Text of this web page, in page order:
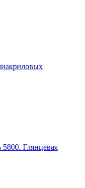
Глянцевая